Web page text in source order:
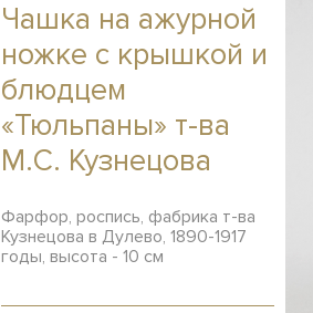
Чашка на ажурной
ножке с крышкой и
блюдцем
«Тюльпаны» т-ва
М.С. Кузнецова
Фарфор, роспись, фабрика т-ва
Кузнецова в Дулево, 1890-1917
годы, высота - 10 см